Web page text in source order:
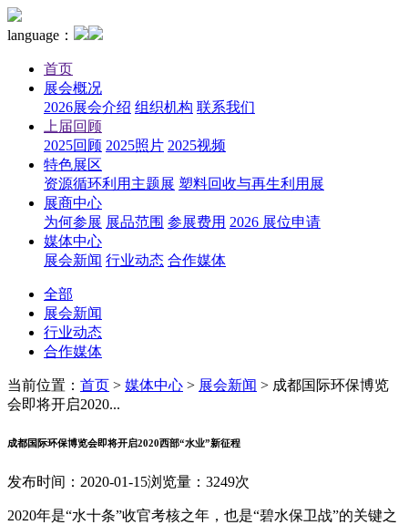
language：
首页
展会概况
2026展会介绍 组织机构 联系我们
上届回顾
2025回顾 2025照片 2025视频
特色展区
资源循环利用主题展 塑料回收与再生利用展
展商中心
为何参展 展品范围 参展费用 2026 展位申请
媒体中心
展会新闻 行业动态 合作媒体
全部
展会新闻
行业动态
合作媒体
当前位置： 首页 > 媒体中心 > 展会新闻 > 成都国际环保博览
会即将开启2020...
成都国际环保博览会即将开启2020西部“水业”新征程
发布时间：2020-01-15浏览量：3249次
2020年是“水十条”收官考核之年，也是“碧水保卫战”的关键之